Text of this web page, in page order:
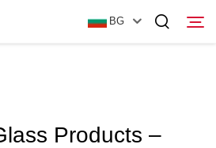
BG
Products –